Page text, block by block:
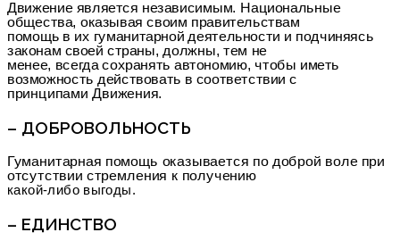
Движение является независимым. Национальные
общества, оказывая своим правительствам
помощь в их гуманитарной деятельности и подчиняясь
законам своей страны, должны, тем не
менее, всегда сохранять автономию, чтобы иметь
возможность действовать в соответствии с
принципами Движения.
– ДОБРОВОЛЬНОСТЬ
Гуманитарная помощь оказывается по доброй воле при
отсутствии стремления к получению
какой-либо выгоды.
– ЕДИНСТВО